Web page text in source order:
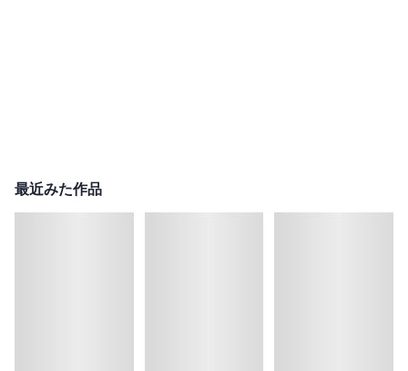
最近みた作品